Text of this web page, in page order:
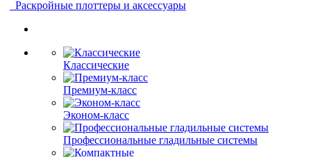
Раскройные плоттеры и аксессуары
Классические
Премиум-класс
Эконом-класс
Профессиональные гладильные системы